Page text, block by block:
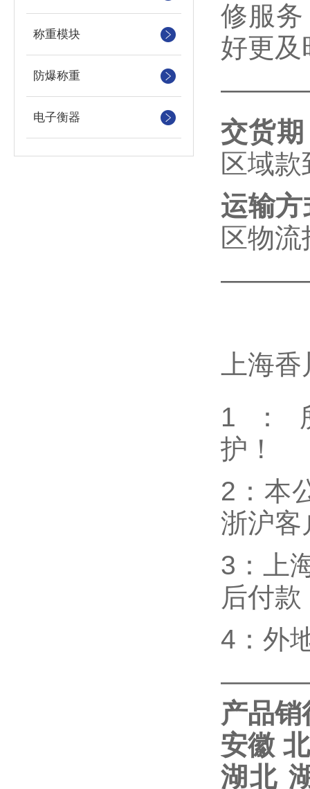
称重模块
防爆称重
电子衡器
修服
好更及
交货期
区域
运输方
区物
上海
1：
2：本
浙沪客
3：上
后付款
4：外
产品
安徽
湖北